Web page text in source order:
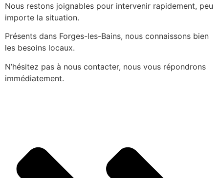
Nous restons joignables pour intervenir rapidement, peu
importe la situation.
Présents dans Forges-les-Bains, nous connaissons bien
les besoins locaux.
N’hésitez pas à nous contacter, nous vous répondrons
immédiatement.